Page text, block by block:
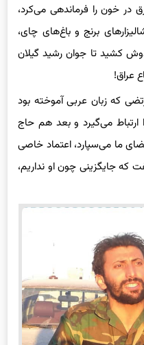
در خون را فرماندهی می‌کرد،
برنج و باغ‌‌های چای،
کشید تا جوان رشید گیلان
عراق!
که زبان عربی آموخته بود
ارتباط می‌گیرد و بعد هم حاج
ما می‌سپارد، اعتماد خاصی
که جایگزینی چون او نداریم،